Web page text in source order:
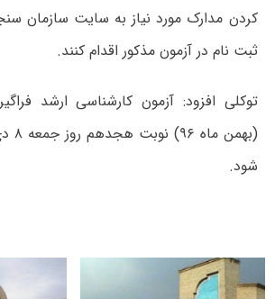
کردن مدارک مورد نیاز به سایت سازمان
ثبت نام در آزمون مذکور اقدام کنند.
توکلی افزود: آزمون کارشناسی ارشد
شود.